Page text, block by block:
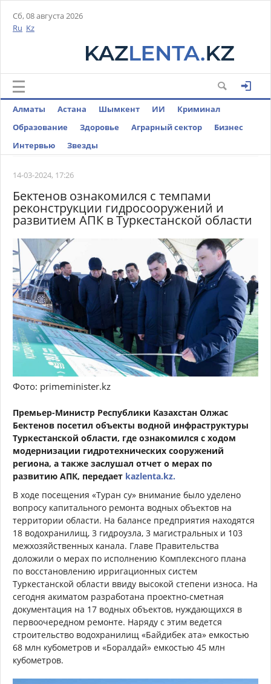
Сб, 08 августа 2026
Ru Kz
Алматы Астана Шымкент ИИ
Криминал
Образование
Здоровье Аграрный сектор
Бизнес
Интервью
Звезды
14-03-2024, 17:26
Бектенов ознакомился с темпами
реконструкции гидросооружений и
развитием АПК в Туркестанской области
Фото: primeminister.kz
Премьер-Министр Республики Казахстан Олжас
Бектенов посетил объекты водной инфраструктуры
Туркестанской области, где ознакомился с ходом
модернизации гидротехнических сооружений
региона, а также заслушал отчет о мерах по
развитию АПК, передает kazlenta.kz.
В ходе посещения «Туран су» внимание было уделено
вопросу капитального ремонта водных объектов на
территории области. На балансе предприятия находятся
18 водохранилищ, 3 гидроузла, 3 магистральных и 103
межхозяйственных канала. Главе Правительства
доложили о мерах по исполнению Комплексного плана
по восстановлению ирригационных систем
Туркестанской области ввиду высокой степени износа. На
сегодня акиматом разработана проектно-сметная
документация на 17 водных объектов, нуждающихся в
первоочередном ремонте. Наряду с этим ведется
строительство водохранилищ «Байдибек ата» емкостью
68 млн кубометров и «Боралдай» емкостью 45 млн
кубометров.